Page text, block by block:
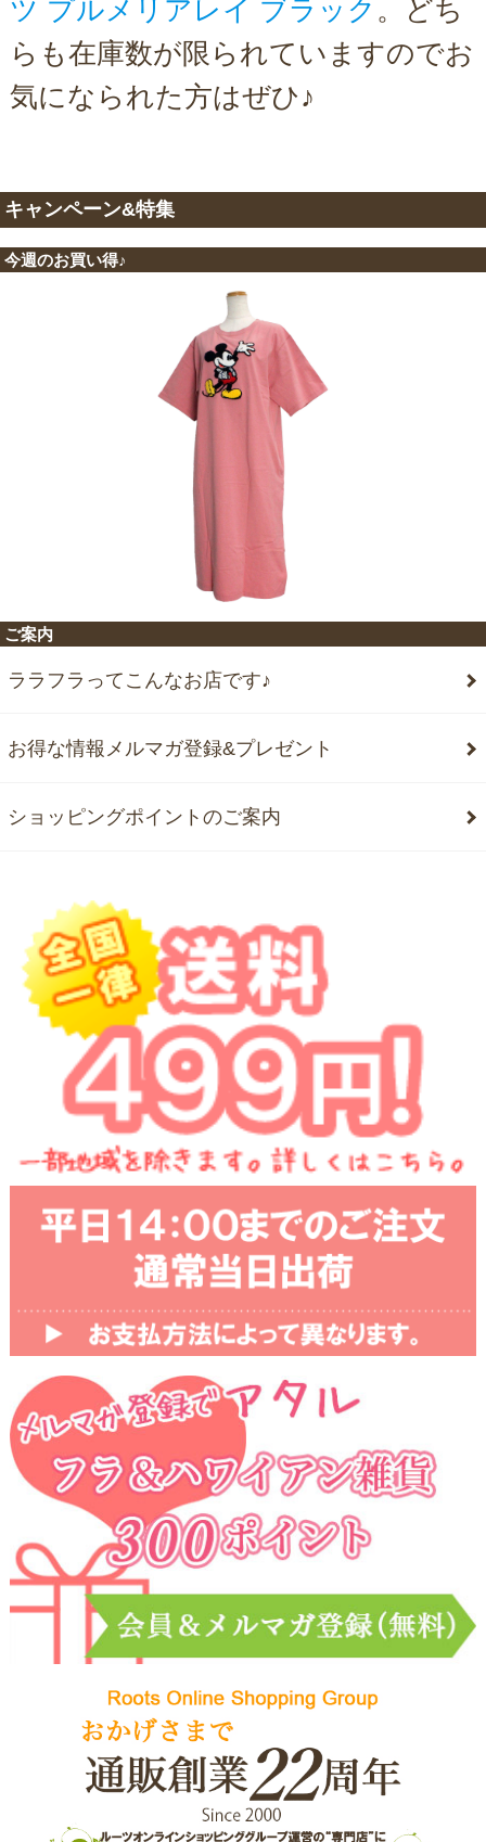
ツ プルメリアレイ ブラック 。どち
らも在庫数が限られていますのでお
気になられた方はぜひ♪
キャンペーン&特集
今週のお買い得♪
ご案内
ララフラってこんなお店です♪
お得な情報メルマガ登録&プレゼント
ショッピングポイントのご案内